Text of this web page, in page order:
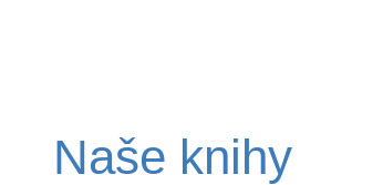
Naše knihy